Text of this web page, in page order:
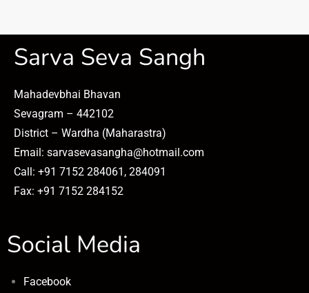
Sarva Seva Sangh
Mahadevbhai Bhavan
Sevagram – 442102
District – Wardha (Maharastra)
Email: sarvasevasangha@hotmail.com
Call: +91 7152 284061, 284091
Fax: +91 7152 284152
Social Media
Facebook